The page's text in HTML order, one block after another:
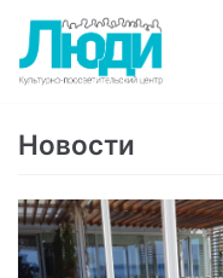
Перейти
к
содержимому
Новости